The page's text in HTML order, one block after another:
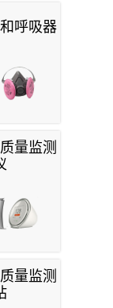
呼吸器
量监测
量监测